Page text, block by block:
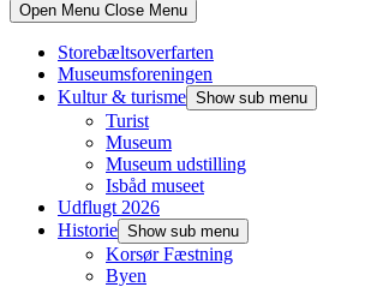
Open Menu Close Menu
Storebæltsoverfarten
Museumsforeningen
Kultur & turisme Show sub menu
Turist
Museum
Museum udstilling
Isbåd museet
Udflugt 2026
Historie Show sub menu
Korsør Fæstning
Byen